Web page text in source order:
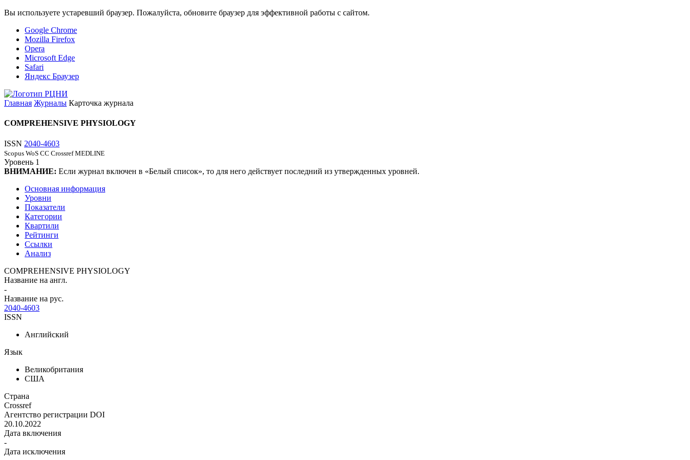
Вы используете устаревший браузер. Пожалуйста, обновите браузер для эффективной работы с сайтом.
Google Chrome
Mozilla Firefox
Opera
Microsoft Edge
Safari
Яндекс Браузер
Главная Журналы Карточка журнала
COMPREHENSIVE PHYSIOLOGY
ISSN 2040-4603
Scopus WoS CC Crossref MEDLINE
Уровень 1
ВНИМАНИЕ: Если журнал включен в «Белый список», то для него действует последний из утвержденных уровней.
Основная информация
Уровни
Показатели
Категории
Квартили
Рейтинги
Ссылки
Анализ
COMPREHENSIVE PHYSIOLOGY
Название на англ.
-
Название на рус.
2040-4603
ISSN
Английский
Язык
Великобритания
США
Страна
Crossref
Агентство регистрации DOI
20.10.2022
Дата включения
-
Дата исключения